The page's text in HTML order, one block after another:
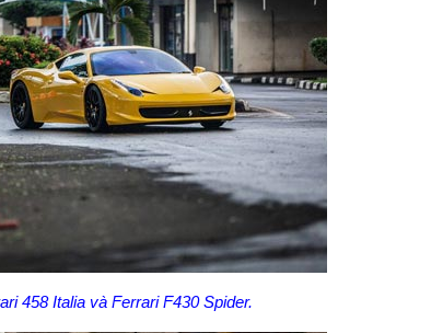
458 Italia và Ferrari F430 Spider.